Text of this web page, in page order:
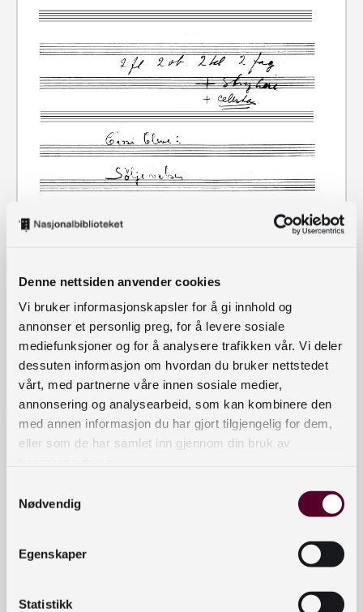
Denne nettsiden anvender cookies
Vi bruker informasjonskapsler for å gi innhold og
annonser et personlig preg, for å levere sosiale
mediefunksjoner og for å analysere trafikken vår. Vi deler
dessuten informasjon om hvordan du bruker nettstedet
vårt, med partnerne våre innen sosiale medier,
annonsering og analysearbeid, som kan kombinere den
med annen informasjon du har gjort tilgjengelig for dem,
eller som de har samlet inn gjennom din bruk av
Nødvendig
Egenskaper
Statistikk